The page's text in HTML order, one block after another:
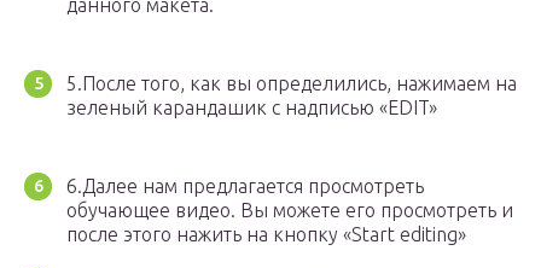
данного макета.
5.После того, как вы определились, нажимаем на
зеленый карандашик с надписью «EDIT»
6.Далее нам предлагается просмотреть
обучающее видео. Вы можете его просмотреть и
после этого нажить на кнопку «Start editing»